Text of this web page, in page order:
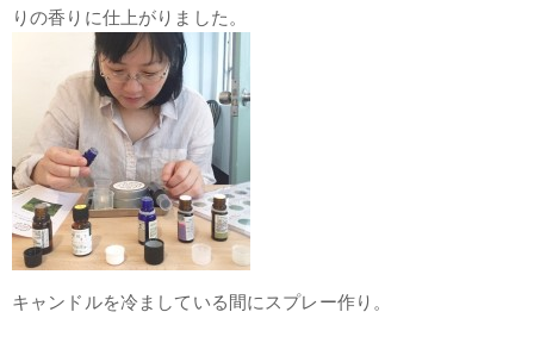
りの香りに仕上がりました。
キャンドルを冷ましている間にスプレー作り。